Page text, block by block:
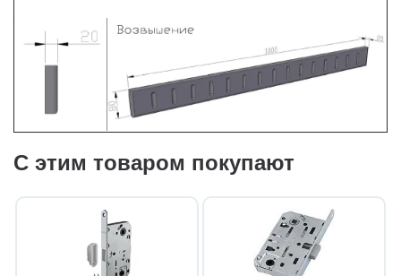
С этим товаром покупают